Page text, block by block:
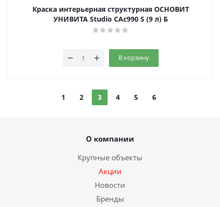
Краска интерьерная структурная ОСНОВИТ
УНИВИТА Studio САс990 S (9 л) Б
В корзину
1 2 3 4 5 6
О компании
Крупные объекты
Акции
Новости
Бренды